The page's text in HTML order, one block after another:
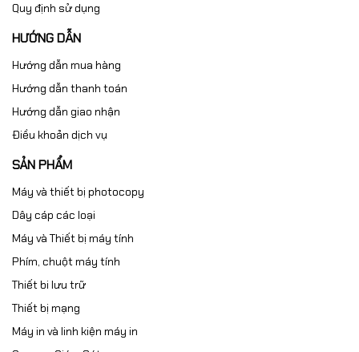
Quy định sử dụng
HƯỚNG DẪN
Hướng dẫn mua hàng
Hướng dẫn thanh toán
Hướng dẫn giao nhận
Điều khoản dịch vụ
SẢN PHẨM
Máy và thiết bị photocopy
Dây cáp các loại
Máy và Thiết bị máy tính
Phím, chuột máy tính
Thiết bi lưu trữ
Thiết bị mạng
Máy in và linh kiện máy in